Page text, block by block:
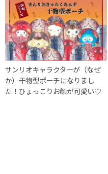
サンリオキャラクターが（なぜ
か）干物型ポーチになりまし
た！ひょっこりお顔が可愛い♡